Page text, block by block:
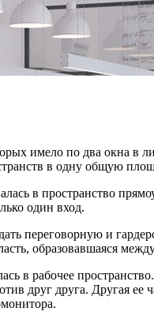
имело по два окна в
в одну общую
в пространство
один вход.
переговорную и
образовавшаяся
в рабочее
друг друга. Другая ее